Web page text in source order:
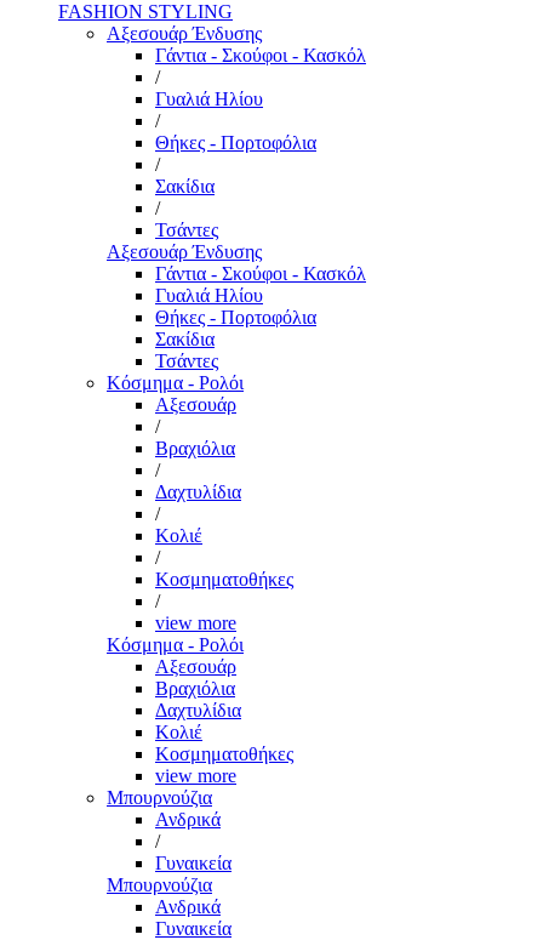
FASHION STYLING
Αξεσουάρ Ένδυσης
Γάντια - Σκούφοι - Κασκόλ
/
Γυαλιά Ηλίου
/
Θήκες - Πορτοφόλια
/
Σακίδια
/
Τσάντες
Αξεσουάρ Ένδυσης
Γάντια - Σκούφοι - Κασκόλ
Γυαλιά Ηλίου
Θήκες - Πορτοφόλια
Σακίδια
Τσάντες
Κόσμημα - Ρολόι
Αξεσουάρ
/
Βραχιόλια
/
Δαχτυλίδια
/
Κολιέ
/
Κοσμηματοθήκες
/
view more
Κόσμημα - Ρολόι
Αξεσουάρ
Βραχιόλια
Δαχτυλίδια
Κολιέ
Κοσμηματοθήκες
view more
Μπουρνούζια
Ανδρικά
/
Γυναικεία
Μπουρνούζια
Ανδρικά
Γυναικεία